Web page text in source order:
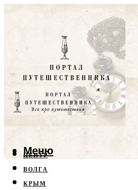
ЦЕНТР
ВОЛГА
КРЫМ
Меню